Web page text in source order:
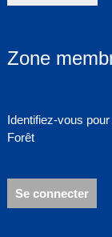
Zone
Identifiez-vous
Forêt
Se connecter